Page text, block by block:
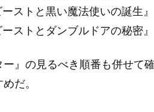
ストと黒い魔法使いの誕生』
ストとダンブルドアの秘密』
』の見るべき順番も併せて
だ。